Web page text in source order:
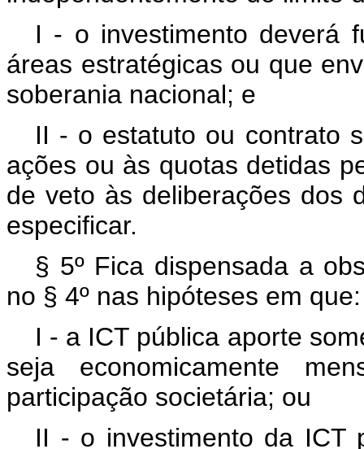
I - o investimento deverá
áreas estratégicas ou que
soberania nacional; e
II - o estatuto ou contrato
ações ou às quotas detidas
de veto às deliberações dos
especificar.
§ 5º Fica dispensada a
no § 4º nas hipóteses em que:
I - a ICT pública aporte
seja economicamente
participação societária; ou
II - o investimento da ICT